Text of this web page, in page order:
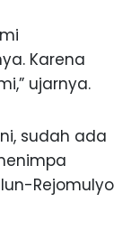
Karena
ujarnya.
sudah ada
Rejomulyo